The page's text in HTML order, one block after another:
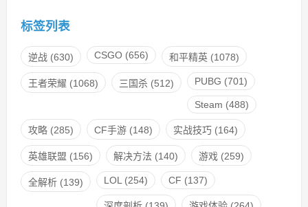
标签列表
逆战(630) CSGO(656) 和平精英(1078)
王者荣耀 (1068) 三国杀(512) PUBG (701)
Steam (488)
攻略(285) CF手游(148) 实战技巧(164)
英雄联盟 (156) 解决方法 (140) 游戏 (259)
全解析(139) LOL (254) CF (137)